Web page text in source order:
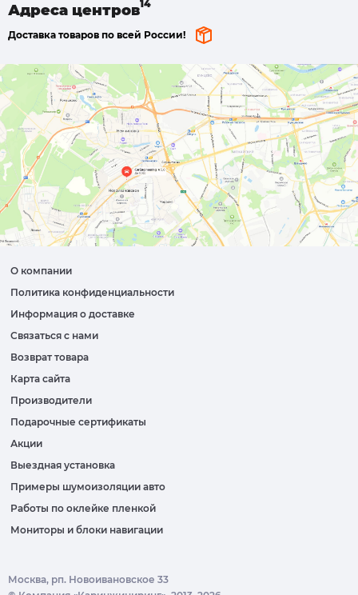
Адреса центров
Доставка товаров по всей России!
О компании
Политика конфиденциальности
Информация о доставке
Связаться с нами
Возврат товара
Карта сайта
Производители
Подарочные сертификаты
Акции
Выездная установка
Примеры шумоизоляции авто
Работы по оклейке пленкой
Мониторы и блоки навигации
Москва, рп. Новоивановское 33